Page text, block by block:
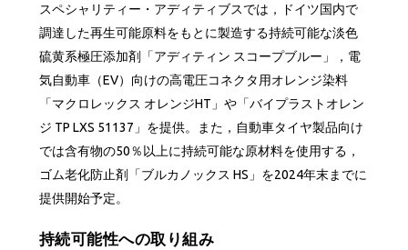
スペシャリティー・アディティブスでは，ドイツ国内で
調達した再生可能原料をもとに製造する持続可能な淡色
硫黄系極圧添加剤「アディティン スコープブルー」，電
気自動車（EV）向けの高電圧コネクタ用オレンジ染料
「マクロレックス オレンジHT」や「バイプラストオレン
ジ TP LXS 51137」を提供。また，自動車タイヤ製品向け
では含有物の50％以上に持続可能な原材料を使用する，
ゴム老化防止剤「ブルカノックス HS」を2024年末までに
提供開始予定。
持続可能性への取り組み